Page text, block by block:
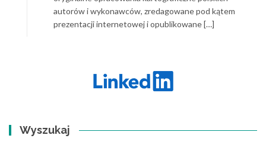
autorów i wykonawców, zredagowane pod kątem
prezentacji internetowej i opublikowane […]
Wyszukaj